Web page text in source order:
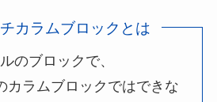
カラムブロックとは
のブロックで、
カラムブロックではできな